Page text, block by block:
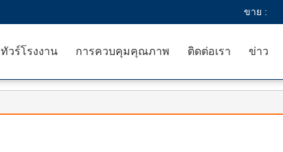
ขาย :
ทัวร์โรงงาน การควบคุมคุณภาพ ติดต่อเรา ข่าว